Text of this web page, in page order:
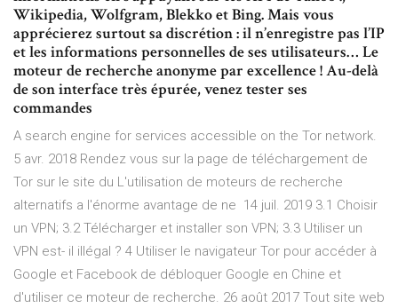
Wikipedia, Wolfgram, Blekko et Bing. Mais vous
apprécierez surtout sa discrétion : il n’enregistre pas l’IP
et les informations personnelles de ses utilisateurs… Le
moteur de recherche anonyme par excellence ! Au-delà
de son interface très épurée, venez tester ses
commandes
A search engine for services accessible on the Tor network.
5 avr. 2018 Rendez vous sur la page de téléchargement de
Tor sur le site du L'utilisation de moteurs de recherche
alternatifs a l'énorme avantage de ne 14 juil. 2019 3.1 Choisir
un VPN; 3.2 Télécharger et installer son VPN; 3.3 Utiliser un
VPN est- il illégal ? 4 Utiliser le navigateur Tor pour accéder à
Google et Facebook de débloquer Google en Chine et
d'utiliser ce moteur de recherche. 26 août 2017 Tout site web